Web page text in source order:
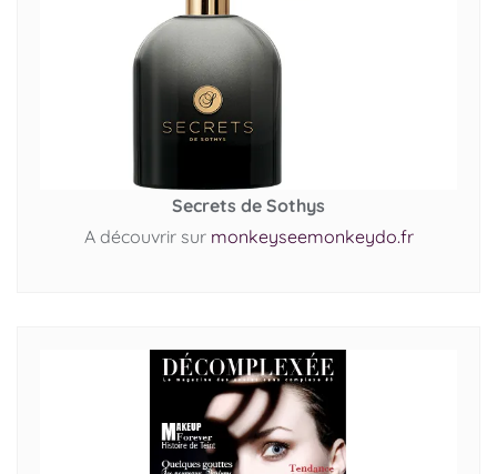
Secrets de Sothys
A découvrir sur monkeyseemonkeydo.fr